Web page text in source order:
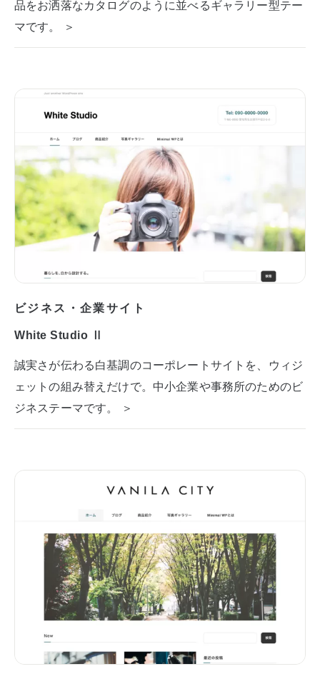
品をお洒落なカタログのように並べるギャラリー型テー
マです。 ＞
ビジネス・企業サイト
White Studio Ⅱ
誠実さが伝わる白基調のコーポレートサイトを、ウィジ
ェットの組み替えだけで。中小企業や事務所のためのビ
ジネステーマです。 ＞